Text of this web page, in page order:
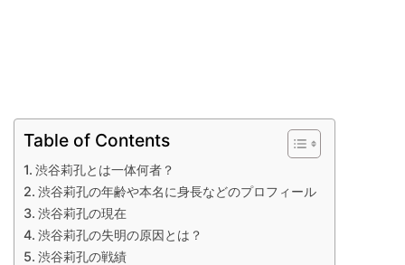
Table of Contents
渋谷莉孔とは一体何者？
渋谷莉孔の年齢や本名に身長などのプロフィール
渋谷莉孔の現在
渋谷莉孔の失明の原因とは？
渋谷莉孔の戦績